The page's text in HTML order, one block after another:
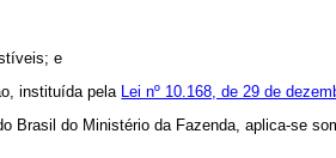
e
instituída pela Lei nº 10.168, de 29 de
Brasil do Ministério da Fazenda, aplica-se